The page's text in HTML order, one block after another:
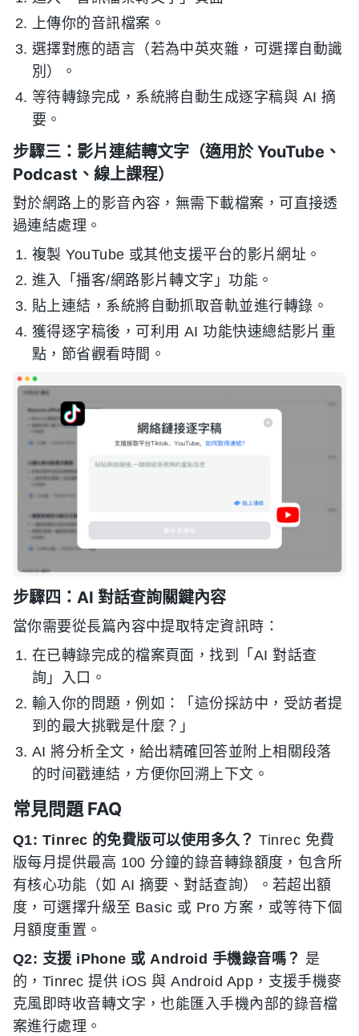
上傳你的音訊檔案。
選擇對應的語言（若為中英夾雜，可選擇自動識
別）。
等待轉錄完成，系統將自動生成逐字稿與 AI 摘
要。
步驟三：影片連結轉文字（適用於 YouTube、
Podcast、線上課程）
對於網路上的影音內容，無需下載檔案，可直接透
過連結處理。
複製 YouTube 或其他支援平台的影片網址。
進入「播客/網路影片轉文字」功能。
貼上連結，系統將自動抓取音軌並進行轉錄。
獲得逐字稿後，可利用 AI 功能快速總結影片重
點，節省觀看時間。
步驟四：AI 對話查詢關鍵內容
當你需要從長篇內容中提取特定資訊時：
在已轉錄完成的檔案頁面，找到「AI 對話查
詢」入口。
輸入你的問題，例如：「這份採訪中，受訪者提
到的最大挑戰是什麼？」
AI 將分析全文，給出精確回答並附上相關段落
的时间戳連結，方便你回溯上下文。
常見問題 FAQ
Q1: Tinrec 的免費版可以使用多久？ Tinrec 免費
版每月提供最高 100 分鐘的錄音轉錄額度，包含所
有核心功能（如 AI 摘要、對話查詢）。若超出額
度，可選擇升級至 Basic 或 Pro 方案，或等待下個
月額度重置。
Q2: 支援 iPhone 或 Android 手機錄音嗎？ 是
的，Tinrec 提供 iOS 與 Android App，支援手機麥
克風即時收音轉文字，也能匯入手機內部的錄音檔
案進行處理。